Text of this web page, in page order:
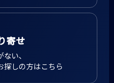
寄せ
い、
探しの方はこちら